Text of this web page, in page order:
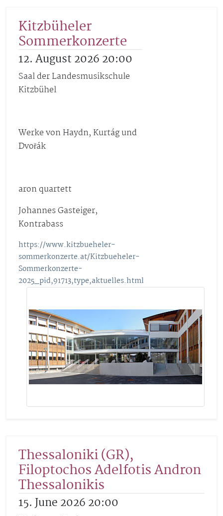
Kitzbüheler
Sommerkonzerte
12. August 2026 20:00
Saal der Landesmusikschule
Kitzbühel
Werke von Haydn, Kurtág und
Dvořák
aron quartett
Johannes Gasteiger,
Kontrabass
https://www.kitzbueheler-
sommerkonzerte.at/Kitzbueheler-
Sommerkonzerte-
2025_pid,91713,type,aktuelles.html
Thessaloniki (GR),
Filoptochos Adelfotis Andron
Thessalonikis
15. June 2026 20:00